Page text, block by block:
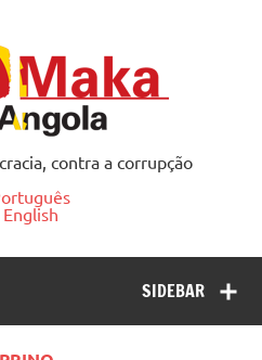
contra a corrupção
English
SIDEBAR